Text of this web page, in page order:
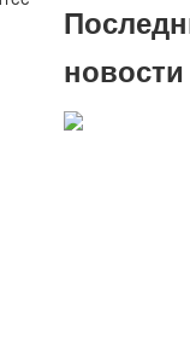
новости